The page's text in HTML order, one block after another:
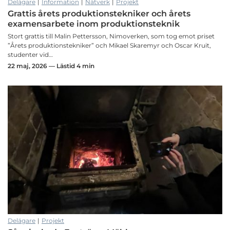
Delägare | Information | Nätverk | Projekt
Grattis årets produktionstekniker och årets
examensarbete inom produktionsteknik
Stort grattis till Malin Pettersson, Nimoverken, som tog emot priset
”Årets produktionstekniker” och Mikael Skaremyr och Oscar Kruit,
studenter vid…
22 maj, 2026 — Lästid 4 min
Delägare | Projekt